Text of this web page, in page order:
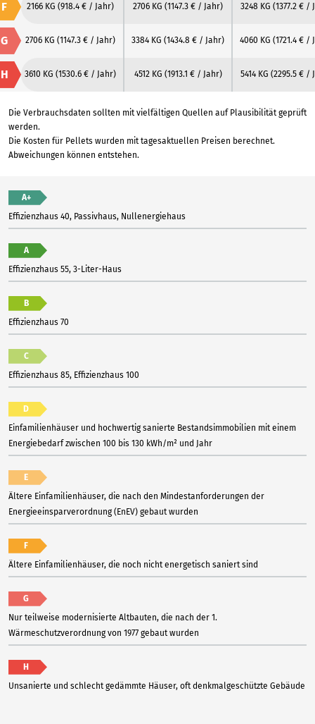
F 2166 KG (918.4 € / Jahr) 2706 KG (1147.3 € / Jahr) 3248 KG (1377.2 € /
G 2706 KG (1147.3 € / Jahr) 3384 KG (1434.8 € / Jahr) 4060 KG (1721.4 € /
H 3610 KG (1530.6 € / Jahr) 4512 KG (1913.1 € / Jahr) 5414 KG (2295.5 € /
Die Verbrauchsdaten sollten mit vielfältigen Quellen auf Plausibilität geprüft
werden.
Die Kosten für Pellets wurden mit tagesaktuellen Preisen berechnet.
Abweichungen können entstehen.
A+
Effizienzhaus 40, Passivhaus, Nullenergiehaus
A
Effizienzhaus 55, 3-Liter-Haus
B
Effizienzhaus 70
C
Effizienzhaus 85, Effizienzhaus 100
D
Einfamilienhäuser und hochwertig sanierte Bestandsimmobilien mit einem
Energiebedarf zwischen 100 bis 130 kWh/m² und Jahr
E
Ältere Einfamilienhäuser, die nach den Mindestanforderungen der
Energieeinsparverordnung (EnEV) gebaut wurden
F
Ältere Einfamilienhäuser, die noch nicht energetisch saniert sind
G
Nur teilweise modernisierte Altbauten, die nach der 1.
Wärmeschutzverordnung von 1977 gebaut wurden
H
Unsanierte und schlecht gedämmte Häuser, oft denkmalgeschützte Gebäude